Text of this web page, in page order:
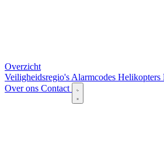
Overzicht
Veiligheidsregio's Alarmcodes Helikopters
Over ons Contact